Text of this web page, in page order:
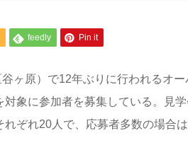
feedly Pin it
ヶ原）で12年ぶりに行われるオ
象に参加者を募集している。見
ぞれ20人で、応募者多数の場合は